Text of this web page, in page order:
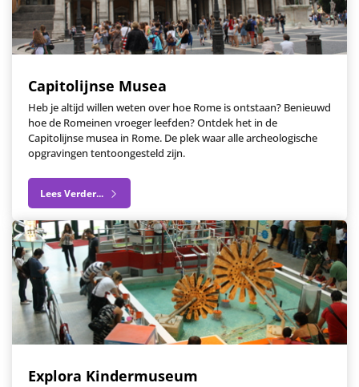
Capitolijnse Musea
Heb je altijd willen weten over hoe Rome is ontstaan? Benieuwd
hoe de Romeinen vroeger leefden? Ontdek het in de
Capitolijnse musea in Rome. De plek waar alle archeologische
opgravingen tentoongesteld zijn.
Lees Verder...
Explora Kindermuseum